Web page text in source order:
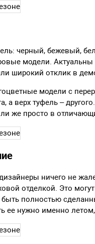
черный, бежевый,
модели.
широкий отклик в
модели с
а верх туфель –
же просто в
ничего не
отделкой. Это
быть полностью
ее нужно именно